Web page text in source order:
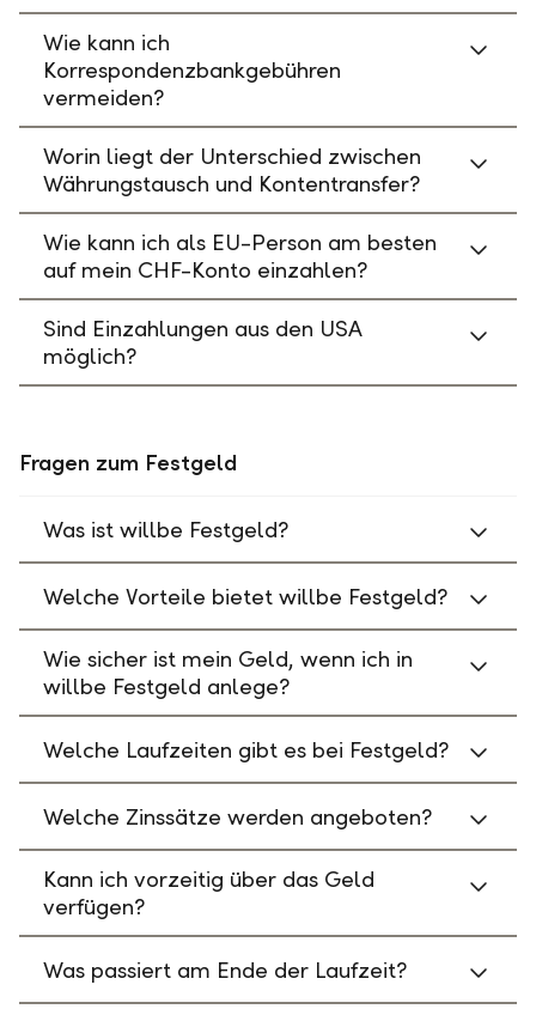
Wie kann ich
Korrespondenzbankgebühren
vermeiden?
Worin liegt der Unterschied zwischen
Währungstausch und Kontentransfer?
Wie kann ich als EU-Person am besten
auf mein CHF-Konto einzahlen?
Sind Einzahlungen aus den USA
möglich?
Fragen zum Festgeld
Was ist willbe Festgeld?
Welche Vorteile bietet willbe Festgeld?
Wie sicher ist mein Geld, wenn ich in
willbe Festgeld anlege?
Welche Laufzeiten gibt es bei Festgeld?
Welche Zinssätze werden angeboten?
Kann ich vorzeitig über das Geld
verfügen?
Was passiert am Ende der Laufzeit?